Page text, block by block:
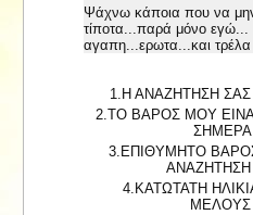
Ψάχνω κάποια που να μην
τίποτα...παρά μόνο εγώ...
αγαπη...ερωτα...και τρέλα
1.Η ΑΝΑΖΗΤΗΣΗ ΣΑΣ
2.ΤΟ ΒΑΡΟΣ ΜΟΥ
ΣΗΜΕΡΑ
3.ΕΠΙΘΥΜΗΤΟ
ΑΝΑΖΗΤΗΣΗ
4.ΚΑΤΩΤΑΤΗ
ΜΕΛΟΥΣ